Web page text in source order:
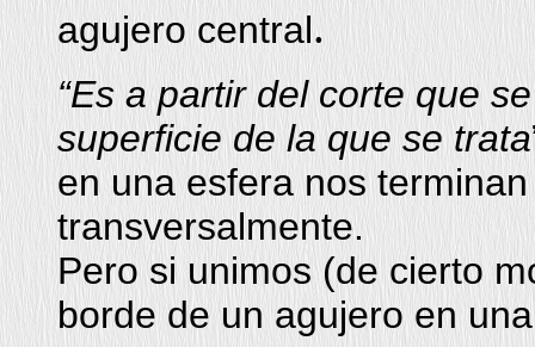
agujero central.
“Es a partir del corte que
superficie de la que se trata
en una esfera nos
transversalmente.
Pero si unimos (de cierto
borde de un agujero en